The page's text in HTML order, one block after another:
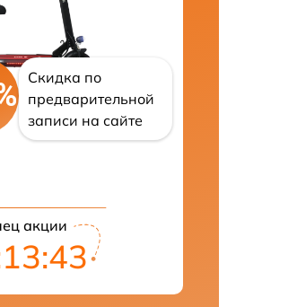
Скидка по
предварительной
записи на сайте
акции